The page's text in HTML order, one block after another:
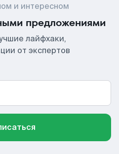
и интересном
предложениями
лайфхаки,
от экспертов